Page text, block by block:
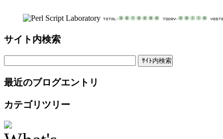
サイト内検索
最近のブログエントリ
カテゴリツリー